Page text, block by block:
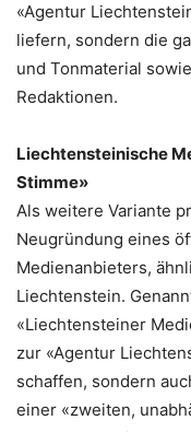
«Agentur
liefern, sondern die
und Tonmaterial
Redaktionen.
Liechtensteinische
Stimme»
Als weitere Variante
Neugründung eines
Medienanbieters,
Liechtenstein.
«Liechtensteiner
zur «Agentur
schaffen, sondern
einer «zweiten,